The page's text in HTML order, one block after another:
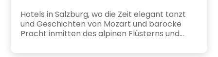
Hotels in Salzburg, wo die Zeit elegant tanzt
und Geschichten von Mozart und barocke
Pracht inmitten des alpinen Flüsterns und...